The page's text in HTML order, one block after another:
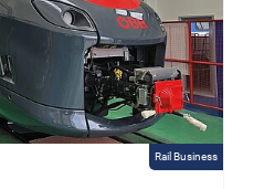
Rail Business